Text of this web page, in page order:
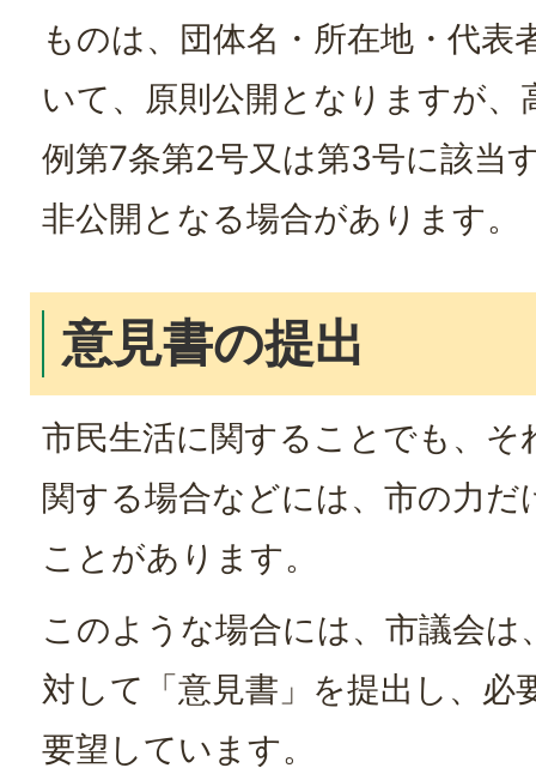
ものは、団体名・所在地・代表
いて、原則公開となりますが、
例第7条第2号又は第3号に該当
非公開となる場合があります。
意見書の提出
市民生活に関することでも、そ
関する場合などには、市の力
ことがあります。
このような場合には、市議会は
対して「意見書」を提出し、必
要望しています。